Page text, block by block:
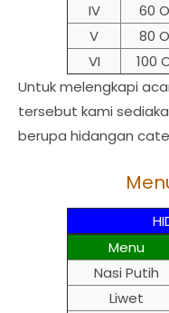
IV
60
V
80
VI
100
Untuk melengkapi
tersebut kami
berupa hidangan
Menu
Nasi Putih
Liwet